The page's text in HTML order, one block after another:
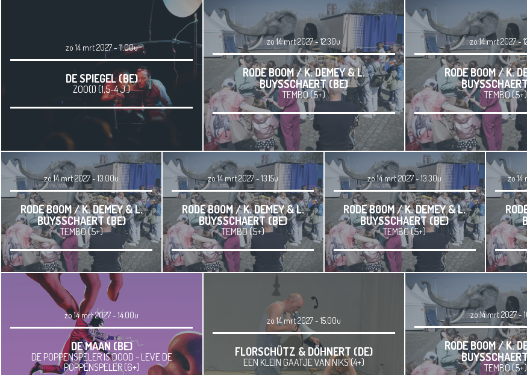
zo 14 mrt 2027 - 11.00u
DE SPIEGEL (BE)
ZOO(I) (1,5-4 J.)
zo 14 mrt 2027 - 12.30u
RODE BOOM / K. DEMEY & L.
BUYSSCHAERT (BE)
TEMBO (5+)
zo 14 mrt 2027 -
RODE BOOM / K.
TEMBO (5+)
zo 14 mrt 2027 - 13.00u
RODE BOOM / K. DEMEY & L.
BUYSSCHAERT (BE)
TEMBO (5+)
zo 14 mrt 2027 - 13.15u
RODE BOOM / K. DEMEY & L.
BUYSSCHAERT (BE)
TEMBO (5+)
zo 14 mrt 2027 - 13.30u
RODE BOOM / K. DEMEY & L.
BUYSSCHAERT (BE)
TEMBO (5+)
zo 14
zo 14 mrt 2027 - 14.00u
DE MAAN (BE)
DE POPPENSPELER IS DOOD - LEVE DE
POPPENSPELER (6+)
zo 14 mrt 2027 - 15.00u
FLORSCHÜTZ & DÖHNERT (DE)
EEN KLEIN GAATJE VAN NIKS (4+)
zo 14 mrt 2027 -
RODE BOOM / K.
TEMBO (5+)